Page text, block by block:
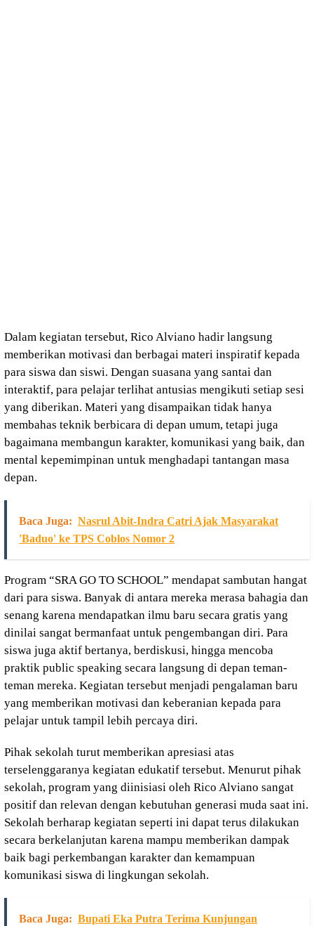
Dalam kegiatan tersebut, Rico Alviano hadir langsung
memberikan motivasi dan berbagai materi inspiratif kepada
para siswa dan siswi. Dengan suasana yang santai dan
interaktif, para pelajar terlihat antusias mengikuti setiap sesi
yang diberikan. Materi yang disampaikan tidak hanya
membahas teknik berbicara di depan umum, tetapi juga
bagaimana membangun karakter, komunikasi yang baik, dan
mental kepemimpinan untuk menghadapi tantangan masa
depan.
Baca Juga: Nasrul Abit-Indra Catri Ajak Masyarakat
'Baduo' ke TPS Coblos Nomor 2
Program “SRA GO TO SCHOOL” mendapat sambutan hangat
dari para siswa. Banyak di antara mereka merasa bahagia dan
senang karena mendapatkan ilmu baru secara gratis yang
dinilai sangat bermanfaat untuk pengembangan diri. Para
siswa juga aktif bertanya, berdiskusi, hingga mencoba
praktik public speaking secara langsung di depan teman-
teman mereka. Kegiatan tersebut menjadi pengalaman baru
yang memberikan motivasi dan keberanian kepada para
pelajar untuk tampil lebih percaya diri.
Pihak sekolah turut memberikan apresiasi atas
terselenggaranya kegiatan edukatif tersebut. Menurut pihak
sekolah, program yang diinisiasi oleh Rico Alviano sangat
positif dan relevan dengan kebutuhan generasi muda saat ini.
Sekolah berharap kegiatan seperti ini dapat terus dilakukan
secara berkelanjutan karena mampu memberikan dampak
baik bagi perkembangan karakter dan kemampuan
komunikasi siswa di lingkungan sekolah.
Baca Juga: Bupati Eka Putra Terima Kunjungan